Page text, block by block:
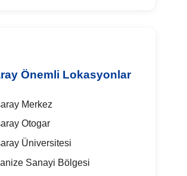
Önemli Lokasyonlar
Merkez
Otogar
Üniversitesi
Sanayi Bölgesi